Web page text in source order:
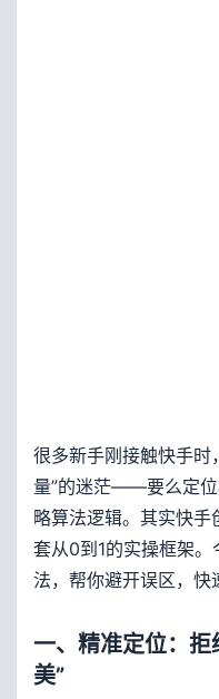
很多新手刚接触快手时
量”的迷茫——要么定位
略算法逻辑。其实快手
套从0到1的实操框架
法，帮你避开误区，快
一、精准定位：拒
美”